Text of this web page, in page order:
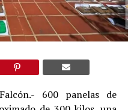
600 panelas de